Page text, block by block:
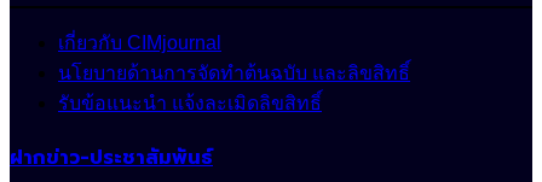
เกี่ยวกับ CIMjournal
นโยบายด้านการจัดทำต้นฉบับ และลิขสิทธิ์
รับข้อแนะนำ แจ้งละเมิดลิขสิทธิ์
ฝากข่าว-ประชาสัมพันธ์